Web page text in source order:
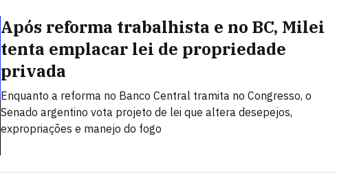
Após reforma trabalhista e no BC, Milei
tenta emplacar lei de propriedade
privada
Enquanto a reforma no Banco Central tramita no Congresso, o
Senado argentino vota projeto de lei que altera desepejos,
expropriações e manejo do fogo